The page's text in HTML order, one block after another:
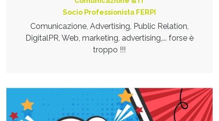
Socio Professionista FERPI
Comunicazione, Advertising, Public Relation,
DigitalPR, Web, marketing, advertising,... forse è
troppo !!!